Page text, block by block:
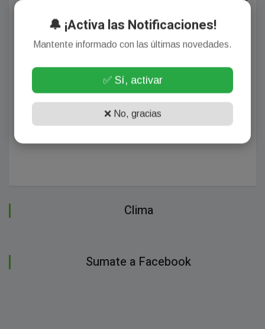
Hogar de Tránsito Monseñor Angelleli celebra tres
años de su reapertura en Viedma
Clima
Sumate a Facebook
🔔 ¡Activa las Notificaciones!
Mantente informado con las últimas novedades.
✅ Sí, activar
❌ No, gracias